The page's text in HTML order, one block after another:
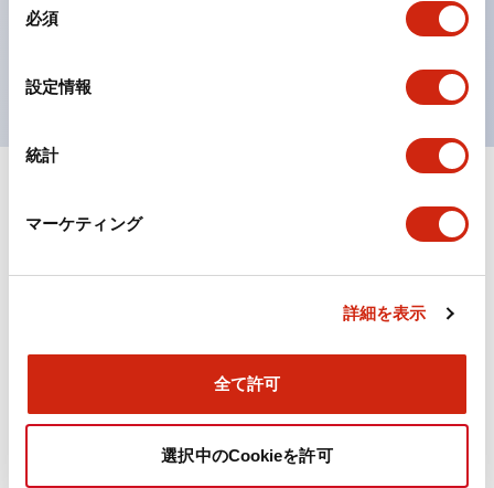
必須
設定情報
統計
マーケティング
詳細を表示
全て許可
選択中のCookieを許可
ISO 3864-4安全色に対応。危険時や緊急事態時の色表
現がより明確・鮮明で、より多くの方が識別可能に。
+
ドキュメントとファイル
取扱説明書 CAD 規格・認証